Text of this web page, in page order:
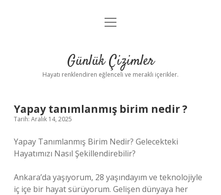
Anasayfa
Yasal Uyarı
menüyü
Günlük Çizimler
Hayatı renklendiren eğlenceli ve meraklı içerikler.
Yapay tanımlanmış birim nedir ?
Tarih: Aralık 14, 2025
Yapay Tanımlanmış Birim Nedir? Gelecekteki
Hayatımızı Nasıl Şekillendirebilir?
Ankara’da yaşıyorum, 28 yaşındayım ve teknolojiyle
iç içe bir hayat sürüyorum. Gelişen dünyaya her